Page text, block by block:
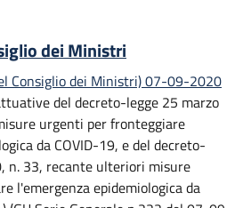
dei Ministri
Consiglio dei Ministri) 07-09-2020
del decreto-legge 25 marzo
urgenti per fronteggiare
da COVID-19, e del decreto-
n. 33, recante ulteriori misure
l'emergenza epidemiologica da